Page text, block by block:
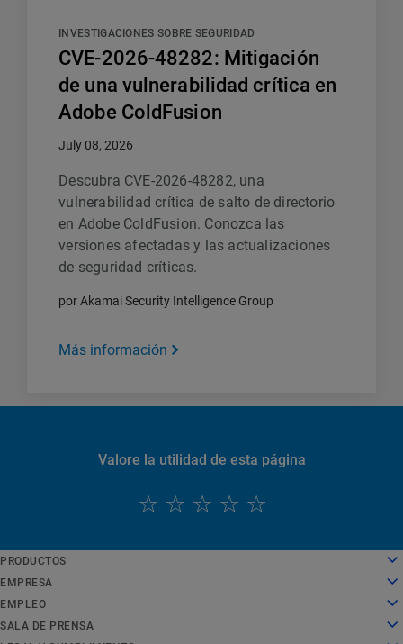
INVESTIGACIONES SOBRE SEGURIDAD
CVE-2026-48282: Mitigación
de una vulnerabilidad crítica en
Adobe ColdFusion
July 08, 2026
Descubra CVE-2026-48282, una
vulnerabilidad crítica de salto de directorio
en Adobe ColdFusion. Conozca las
versiones afectadas y las actualizaciones
de seguridad críticas.
por Akamai Security Intelligence Group
Más información
Valore la utilidad de esta página
PRODUCTOS
Cloud computing
Seguridad
Distribución de contenido
Todos los productos y pruebas
EMPRESA
Sobre nosotros
Historia
Liderazgo
EMPLEO
Empleo
Trabajar en Akamai
SALA DE PRENSA
Sala de prensa
English
Deutsch
Español
Français